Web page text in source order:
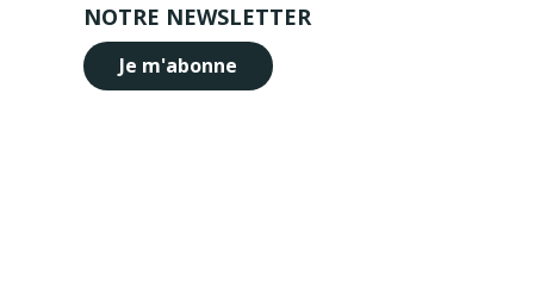
NOTRE NEWSLETTER
Je m'abonne